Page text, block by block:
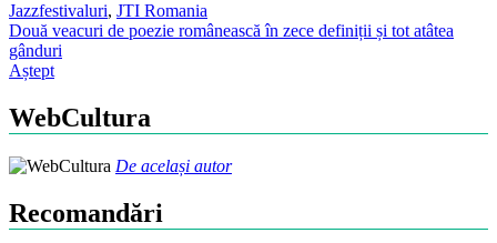
Jazzfestivaluri, JTI Romania
Post
navigation
Două veacuri de poezie românească în zece definiții și tot atâtea
gânduri
Aștept
WebCultura
De același autor
Recomandări